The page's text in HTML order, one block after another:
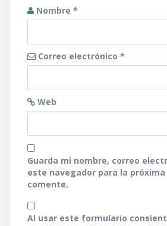
Nombre *
Correo electrónico *
Web
Guarda mi nombre, correo
este navegador para la próxima
comente.
Al usar este formulario